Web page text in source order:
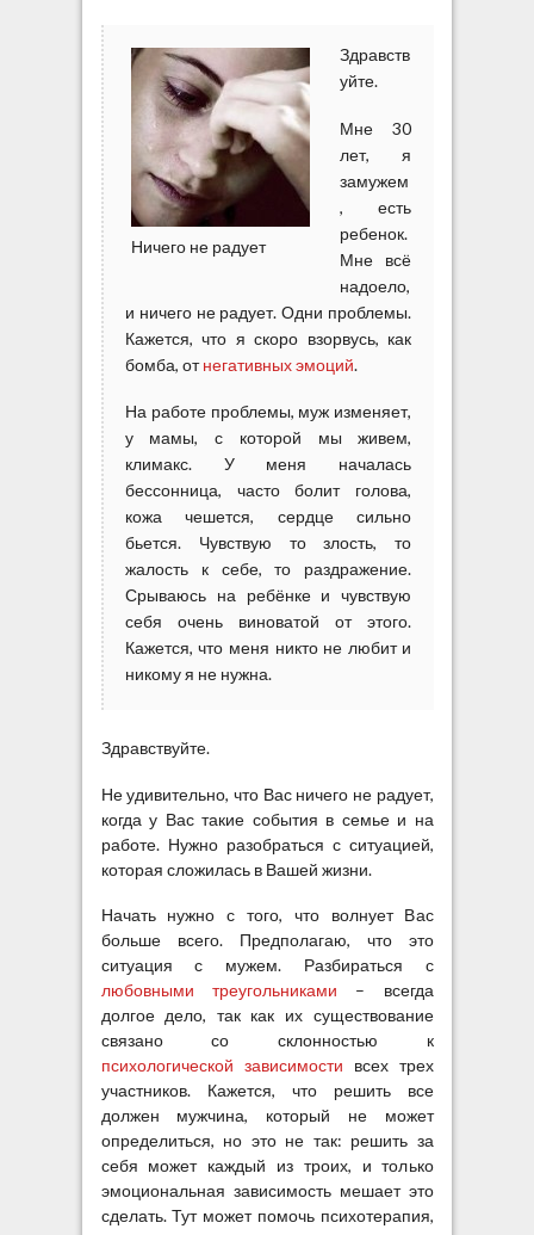
Ничего не радует
Здравств
уйте.
Мне 30
лет, я
замужем
, есть
ребенок.
Мне всё
надоело,
и ничего не радует. Одни проблемы.
Кажется, что я скоро взорвусь, как
бомба, отнегативных эмоций.
На работе проблемы, муж изменяет,
у мамы, с которой мы живем,
климакс. У меня началась
бессонница, часто болит голова,
кожа чешется, сердце сильно
бьется. Чувствую то злость, то
жалость к себе, то раздражение.
Срываюсь на ребёнке и чувствую
себя очень виноватой от этого.
Кажется, что меня никто не любит и
никому я не нужна.
Здравствуйте.
Не удивительно, что Вас ничего не радует,
когда у Вас такие события в семье и на
работе. Нужно разобраться с ситуацией,
которая сложилась в Вашей жизни.
Начать нужно с того, что волнует Вас
больше всего. Предполагаю, что это
ситуация с мужем. Разбираться с
любовными треугольниками – всегда
долгое дело, так как их существование
связано со склонностью к
психологической зависимости всех трех
участников. Кажется, что решить все
должен мужчина, который не может
определиться, но это не так: решить за
себя может каждый из троих, и только
эмоциональная зависимость мешает это
сделать. Тут может помочь психотерапия,